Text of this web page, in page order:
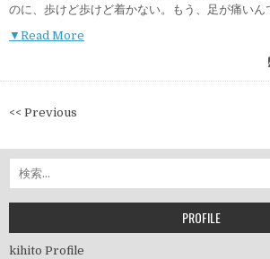
のに、歩けど歩けど着かない。もう、足が痛いん
▼Read More
投
ナ
ビ
ゲ
シ
<< Previous
索:
PROFILE
kihito Profile